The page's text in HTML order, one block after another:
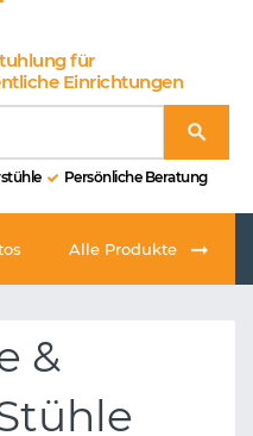
für
Einrichtungen
Persönliche Beratung
Alle Produkte
&